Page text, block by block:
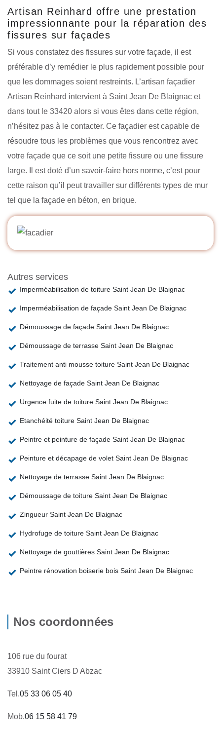
Artisan Reinhard offre une prestation
impressionnante pour la réparation des
fissures sur façades
Si vous constatez des fissures sur votre façade, il est
préférable d’y remédier le plus rapidement possible pour
que les dommages soient restreints. L’artisan façadier
Artisan Reinhard intervient à Saint Jean De Blaignac et
dans tout le 33420 alors si vous êtes dans cette région,
n’hésitez pas à le contacter. Ce façadier est capable de
résoudre tous les problèmes que vous rencontrez avec
votre façade que ce soit une petite fissure ou une fissure
large. Il est doté d’un savoir-faire hors norme, c’est pour
cette raison qu’il peut travailler sur différents types de mur
tel que la façade en béton, en brique.
Autres services
Imperméabilisation de toiture Saint Jean De Blaignac
Imperméabilisation de façade Saint Jean De Blaignac
Démoussage de façade Saint Jean De Blaignac
Démoussage de terrasse Saint Jean De Blaignac
Traitement anti mousse toiture Saint Jean De Blaignac
Nettoyage de façade Saint Jean De Blaignac
Urgence fuite de toiture Saint Jean De Blaignac
Etanchéité toiture Saint Jean De Blaignac
Peintre et peinture de façade Saint Jean De Blaignac
Peinture et décapage de volet Saint Jean De Blaignac
Nettoyage de terrasse Saint Jean De Blaignac
Démoussage de toiture Saint Jean De Blaignac
Zingueur Saint Jean De Blaignac
Hydrofuge de toiture Saint Jean De Blaignac
Nettoyage de gouttières Saint Jean De Blaignac
Peintre rénovation boiserie bois Saint Jean De Blaignac
Nos coordonnées
106 rue du fourat
33910 Saint Ciers D Abzac
Tel.05 33 06 05 40
Mob.06 15 58 41 79